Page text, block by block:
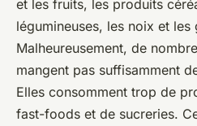
et les fruits, les produits
légumineuses, les noix et les
Malheureusement, de
mangent pas suffisamment
Elles consomment trop de
fast-foods et de sucreries.